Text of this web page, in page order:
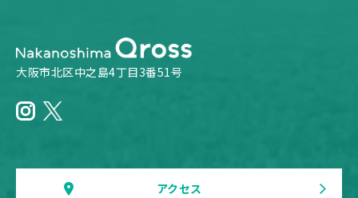
大阪市北区中之島4丁目3番51号
アクセス